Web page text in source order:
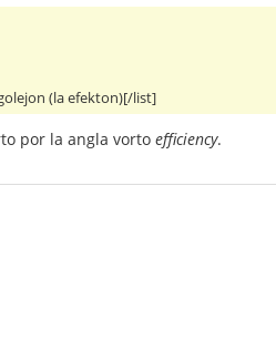
(la efekton)[/list]
por la angla vorto efficiency.